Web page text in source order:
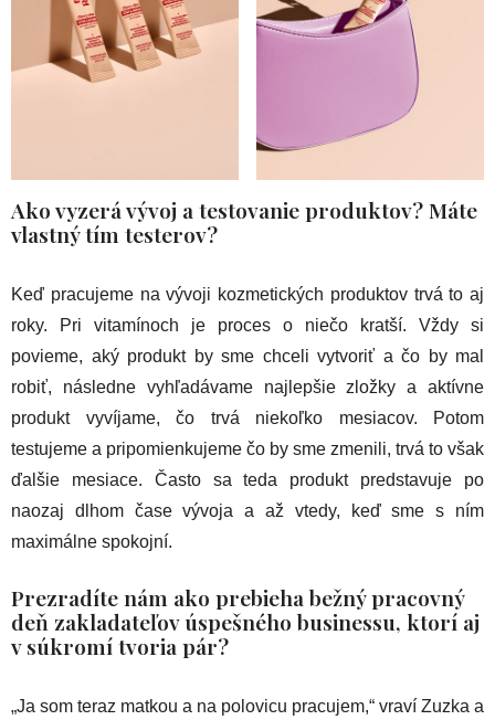
Ako vyzerá vývoj a testovanie produktov? Máte
vlastný tím testerov?
Keď pracujeme na vývoji kozmetických produktov trvá to aj
roky. Pri vitamínoch je proces o niečo kratší. Vždy si
povieme, aký produkt by sme chceli vytvoriť a čo by mal
robiť, následne vyhľadávame najlepšie zložky a aktívne
produkt vyvíjame, čo trvá niekoľko mesiacov. Potom
testujeme a pripomienkujeme čo by sme zmenili, trvá to však
ďalšie mesiace. Často sa teda produkt predstavuje po
naozaj dlhom čase vývoja a až vtedy, keď sme s ním
maximálne spokojní.
Prezradíte nám ako prebieha bežný pracovný
deň zakladateľov úspešného businessu, ktorí aj
v súkromí tvoria pár?
„Ja som teraz matkou a na polovicu pracujem,“ vraví Zuzka a